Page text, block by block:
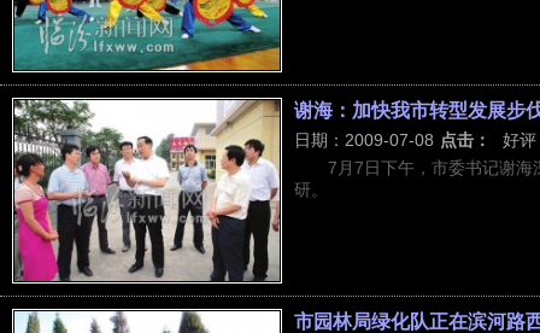
谢海：加快我市转型发展步
日期：2009-07-08 点击：
好评
7月7日下午，市委书记谢
研。
市园林局绿化队正在滨河路